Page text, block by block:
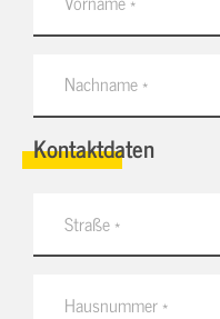
Kontaktdaten